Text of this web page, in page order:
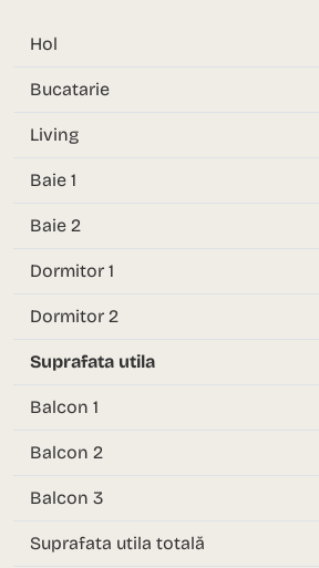
Hol
Bucatarie
Living
Baie 1
Baie 2
Dormitor 1
Dormitor 2
Suprafata utila
Balcon 1
Balcon 2
Balcon 3
Suprafata utila totală